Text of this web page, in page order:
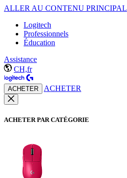
ALLER AU CONTENU PRINCIPAL
Logitech
Professionnels
Éducation
Assistance
CH,fr
ACHETER ACHETER
ACHETER PAR CATÉGORIE